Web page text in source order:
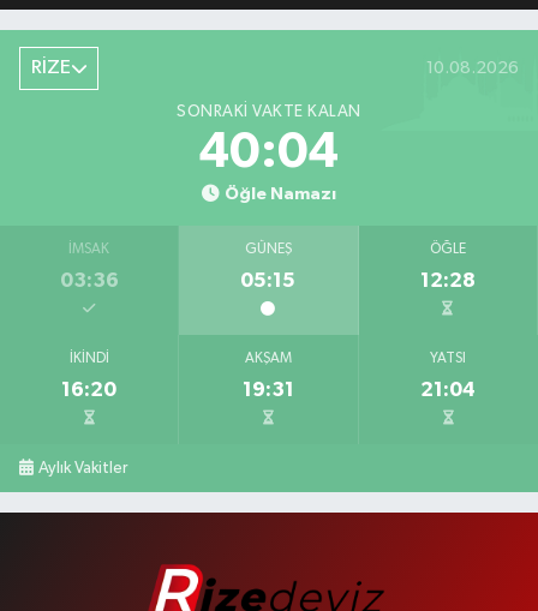
RİZE 10.08.2026
SONRAKI VAKTE KALAN
40:04
Öğle Namazı
İMSAK
03:36
GÜNEŞ
05:15
ÖĞLE
12:28
İKINDI
16:20
AKŞAM
19:31
YATSI
21:04
Aylık Vakitler